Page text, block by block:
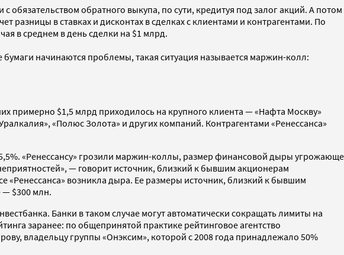
обратного выкупа, по сути, кредитуя под залог акций. А потом
разницы в ставках и дисконтах в сделках с клиентами и контрагентами. По
в среднем в день сделки на $1 млрд.
начинаются проблемы, такая ситуация называется маржин-колл:
примерно $1,5 млрд приходилось на крупного клиента — «Нафта Москву»
«Полюс Золота» и других компаний. Контрагентами «Ренессанса»
«Ренессансу» грозили маржин-коллы, размер финансовой дыры угрожающе
— говорит источник, близкий к бывшим акционерам
«Ренессанса» возникла дыра. Ее размеры источник, близкий к бывшим
— $300 млн.
Банки в таком случае могут автоматически сокращать лимиты на
заранее: по общепринятой практике рейтинговое агентство
владельцу группы «Онэксим», которой с 2008 года принадлежало 50%